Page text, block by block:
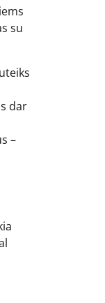
su
dar
–